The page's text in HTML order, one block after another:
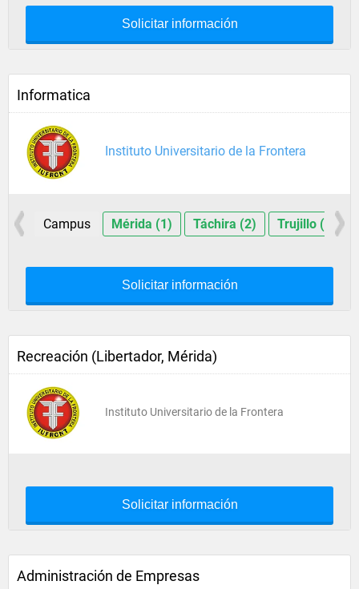
Solicitar información
Informatica
Instituto Universitario de la Frontera
Campus Mérida (1) Táchira (2) Trujillo (1)
Solicitar información
Recreación (Libertador, Mérida)
Instituto Universitario de la Frontera
Solicitar información
Administración de Empresas